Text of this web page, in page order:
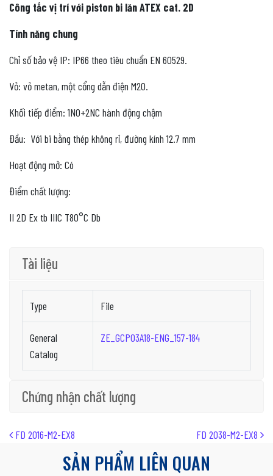
Công tắc vị trí với piston bi lăn ATEX cat. 2D
Tính năng chung
Chỉ số bảo vệ IP: IP66 theo tiêu chuẩn EN 60529.
Vỏ: vỏ metan, một cổng dẫn điện M20.
Khối tiếp điểm: 1NO+2NC hành động chậm
Đầu: Với bi bằng thép không rỉ, đường kính 12.7 mm
Hoạt động mở: Có
Điểm chất lượng:
II 2D Ex tb IIIC T80°C Db
Tài liệu
Type File
General
Catalog
ZE_GCP03A18-ENG_157-184
Chứng nhận chất lượng
Post navigation
FD 2016-M2-EX8 FD 2038-M2-EX8
SẢN PHẨM LIÊN QUAN